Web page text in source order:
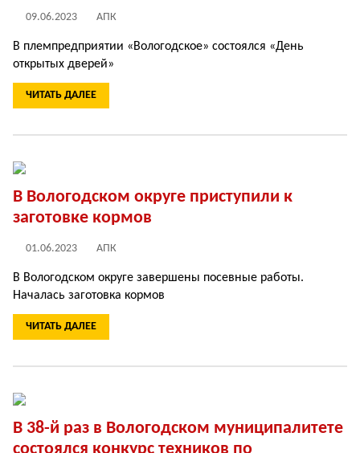
09.06.2023 АПК
В племпредприятии «Вологодское» состоялся «День
открытых дверей»
ЧИТАТЬ ДАЛЕЕ
В Вологодском округе приступили к
заготовке кормов
01.06.2023 АПК
В Вологодском округе завершены посевные работы.
Началась заготовка кормов
ЧИТАТЬ ДАЛЕЕ
В 38-й раз в Вологодском муниципалитете